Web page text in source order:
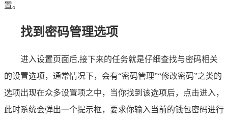
置。
找到密码管理选项
进入设置页面后,接下来的任务就是仔细查找与密码相关
的设置选项，通常情况下，会有“密码管理”“修改密码”之类的
选项出现在众多设置项之中，当你找到该选项后，点击进入，
此时系统会弹出一个提示框，要求你输入当前的钱包密码进行